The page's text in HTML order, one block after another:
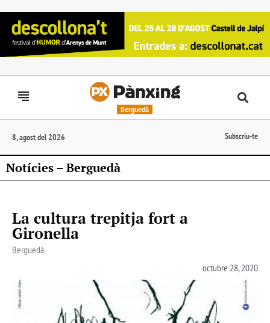
Berguedà
8, agost del 2026 Subscriu-te
Notícies – Berguedà
La cultura trepitja fort a
Gironella
Berguedà
octubre 28, 2020